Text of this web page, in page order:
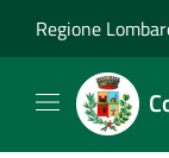
Regione